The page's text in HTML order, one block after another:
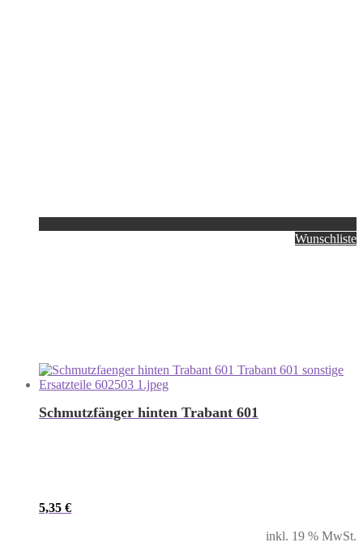
Wunschliste
Schmutzfänger hinten Trabant 601
5,35 €
inkl. 19 % MwSt.